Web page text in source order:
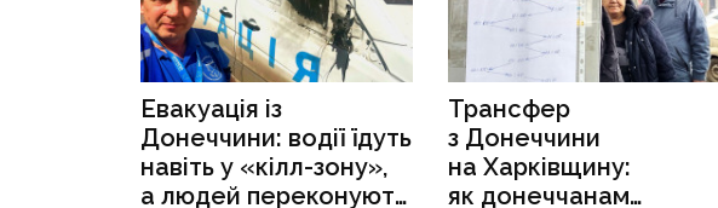
Евакуація із
Донеччини: водії їдуть
навіть у «кілл-зону»,
а людей переконують
Трансфер
з Донеччини
на Харківщину:
як донеччанам